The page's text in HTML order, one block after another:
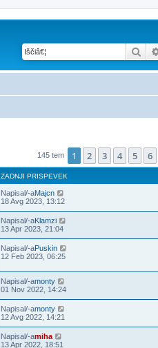
145 tem 1 2 3 4 5 6
ZADNJI PRISPEVEK
Napisal/-aMajcn
18 Avg 2023, 13:12
Napisal/-aKlamzi
13 Apr 2023, 21:04
Napisal/-aPuskin
12 Feb 2023, 06:25
Napisal/-amonty
01 Nov 2022, 14:24
Napisal/-amonty
12 Avg 2022, 14:21
Napisal/-amiha
13 Apr 2022, 18:51